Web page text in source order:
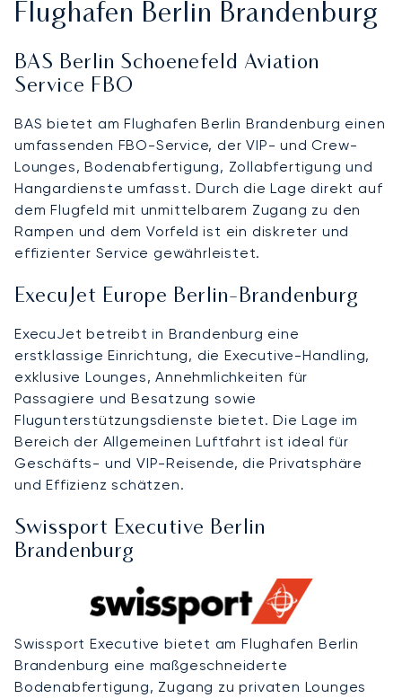
Flughafen Berlin Brandenburg
BAS Berlin Schoenefeld Aviation
Service FBO
BAS bietet am Flughafen Berlin Brandenburg einen
umfassenden FBO-Service, der VIP- und Crew-
Lounges, Bodenabfertigung, Zollabfertigung und
Hangardienste umfasst. Durch die Lage direkt auf
dem Flugfeld mit unmittelbarem Zugang zu den
Rampen und dem Vorfeld ist ein diskreter und
effizienter Service gewährleistet.
ExecuJet Europe Berlin-Brandenburg
ExecuJet betreibt in Brandenburg eine
erstklassige Einrichtung, die Executive-Handling,
exklusive Lounges, Annehmlichkeiten für
Passagiere und Besatzung sowie
Flugunterstützungsdienste bietet. Die Lage im
Bereich der Allgemeinen Luftfahrt ist ideal für
Geschäfts- und VIP-Reisende, die Privatsphäre
und Effizienz schätzen.
Swissport Executive Berlin
Brandenburg
Swissport Executive bietet am Flughafen Berlin
Brandenburg eine maßgeschneiderte
Bodenabfertigung, Zugang zu privaten Lounges